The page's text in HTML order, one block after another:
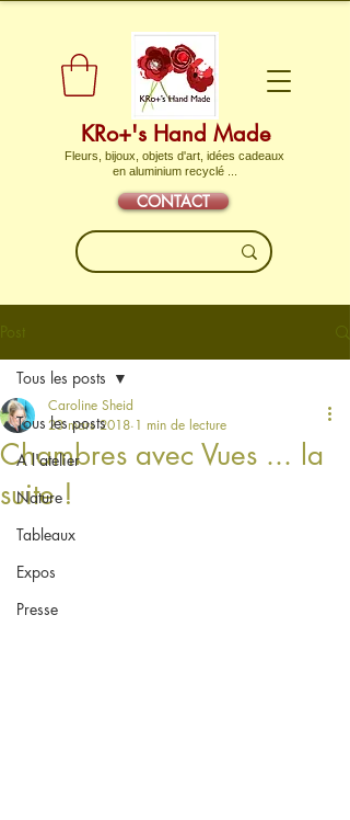
KRo+'s Hand Made
Fleurs, bijoux, objets d'art, idées cadeaux
en aluminium recyclé ...
CONTACT
Post
Tous les posts
A l'atelier
Nature
Tableaux
Expos
Presse
Tous les posts
Chambres avec Vues ... la
suite !
Caroline Sheid
23 mars 2018 1 min de lecture